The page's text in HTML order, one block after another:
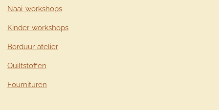
Naai-workshops
Kinder-workshops
Borduur-atelier
Quiltstoffen
Fournituren